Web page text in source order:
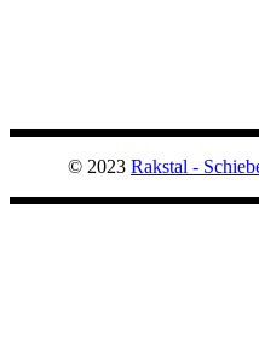
© 2023 Rakstal -